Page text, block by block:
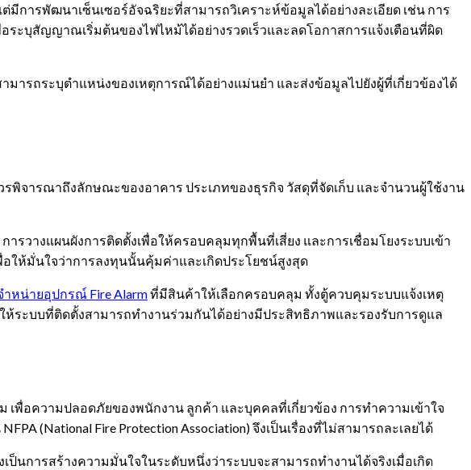
การพัฒนาเซ็นเซอร์อัจฉริยะที่สามารถวิเคราะห์ข้อมูลได้อย่างละเอียด เช่น การ
ะบุสัญญาณเริ่มต้นของไฟไหม้ได้อย่างรวดเร็วและลดโอกาสการแจ้งเตือนที่ผิด
ารถระบุตำแหน่งของเหตุการณ์ได้อย่างแม่นยำ และส่งข้อมูลไปยังผู้ที่เกี่ยวข้องได้
พิจารณาถึงลักษณะของอาคาร ประเภทของธุรกิจ วัสดุที่จัดเก็บ และจำนวนผู้ใช้งาน
รวางแผนผังการติดตั้งเพื่อให้ครอบคลุมทุกพื้นที่เสี่ยง และการเชื่อมโยงระบบเข้า
อให้มั่นใจว่าการลงทุนนั้นคุ้มค่าและเกิดประโยชน์สูงสุด
ำหน่ายอุปกรณ์ Fire Alarmที่มีสินค้าให้เลือกครอบคลุม ทั้งตู้ควบคุมระบบแจ้งเหตุ
ระบบที่ติดตั้งสามารถทำงานร่วมกันได้อย่างมีประสิทธิภาพและรองรับการดูแล
อความปลอดภัยของพนักงาน ลูกค้า และบุคคลที่เกี่ยวข้อง การทำความเข้าใจ
(National Fire Protection Association) จึงเป็นเรื่องที่ไม่สามารถละเลยได้
นการสร้างความมั่นใจในระดับหนึ่งว่าระบบจะสามารถทำงานได้จริงเมื่อเกิด